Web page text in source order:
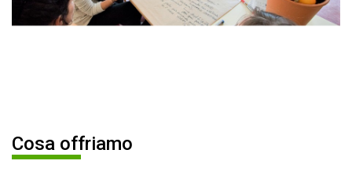
Cosa offriamo